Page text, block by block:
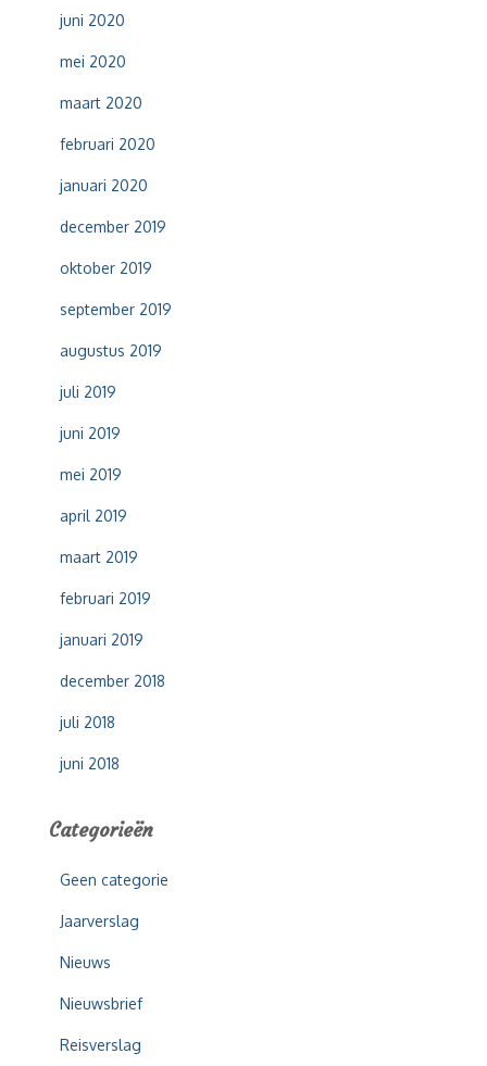
juni 2020
mei 2020
maart 2020
februari 2020
januari 2020
december 2019
oktober 2019
september 2019
augustus 2019
juli 2019
juni 2019
mei 2019
april 2019
maart 2019
februari 2019
januari 2019
december 2018
juli 2018
juni 2018
Categorieën
Geen categorie
Jaarverslag
Nieuws
Nieuwsbrief
Reisverslag